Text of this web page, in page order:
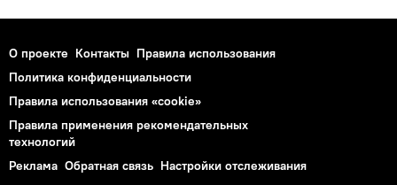
О проекте Контакты Правила использования
Политика конфиденциальности
Правила использования «cookie»
Правила применения рекомендательных
технологий
Реклама Обратная связь Настройки отслеживания